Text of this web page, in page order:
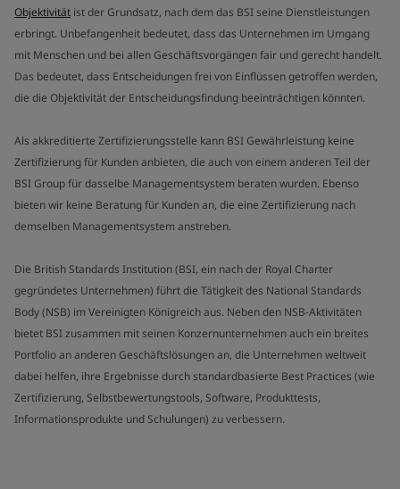
Objektivität ist der Grundsatz, nach dem das BSI seine Dienstleistungen
erbringt. Unbefangenheit bedeutet, dass das Unternehmen im Umgang
mit Menschen und bei allen Geschäftsvorgängen fair und gerecht handelt.
Das bedeutet, dass Entscheidungen frei von Einflüssen getroffen werden,
die die Objektivität der Entscheidungsfindung beeinträchtigen könnten.
Als akkreditierte Zertifizierungsstelle kann BSI Gewährleistung keine
Zertifizierung für Kunden anbieten, die auch von einem anderen Teil der
BSI Group für dasselbe Managementsystem beraten wurden. Ebenso
bieten wir keine Beratung für Kunden an, die eine Zertifizierung nach
demselben Managementsystem anstreben.
Die British Standards Institution (BSI, ein nach der Royal Charter
gegründetes Unternehmen) führt die Tätigkeit des National Standards
Body (NSB) im Vereinigten Königreich aus. Neben den NSB-Aktivitäten
bietet BSI zusammen mit seinen Konzernunternehmen auch ein breites
Portfolio an anderen Geschäftslösungen an, die Unternehmen weltweit
dabei helfen, ihre Ergebnisse durch standardbasierte Best Practices (wie
Zertifizierung, Selbstbewertungstools, Software, Produkttests,
Informationsprodukte und Schulungen) zu verbessern.